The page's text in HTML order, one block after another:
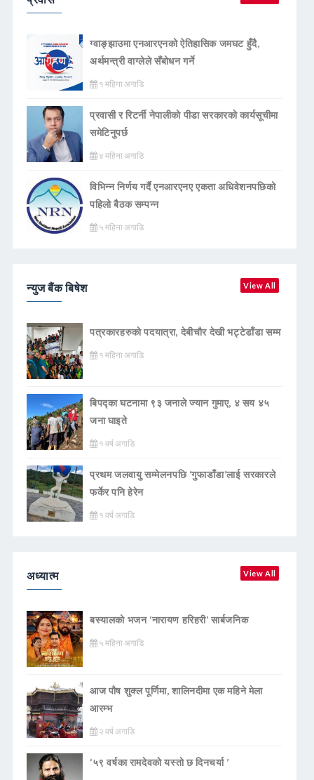
ग्वाङ्झाउमा एनआरएनको ऐतिहासिक जमघट हुँदै,
अर्थमन्त्री वाग्लेले सँबोधन गर्ने
१ महिना अगाडि
प्रवासी र रिटर्नी नेपालीको पीडा सरकारको कार्यसूचीमा
समेटिनुपर्छ
४ महिना अगाडि
विभिन्न निर्णय गर्दै एनआरएनए एकता अधिवेशनपछिको
पहिलो बैठक सम्पन्न
५ महिना अगाडि
न्युज बैंक बिषेश View All
पत्रकारहरुको पदयात्रा, देबीचौर देखी भट्टेडाँडा सम्म
१ महिना अगाडि
बिपद्का घटनामा ९३ जनाले ज्यान गुमाए, ४ सय ४५
जना घाइते
१ वर्ष अगाडि
प्रथम जलवायु सम्मेलनपछि ‘गुफाडाँडा’लाई सरकारले
फर्केर पनि हेरेन
१ वर्ष अगाडि
अध्यात्म View All
बस्यालको भजन ‘नारायण हरिहरी’ सार्बजनिक
५ महिना अगाडि
आज पौष शुक्ल पूर्णिमा, शालिनदीमा एक महिने मेला
आरम्भ
२ वर्ष अगाडि
‘५९ वर्षका रामदेवकाे यस्ताे छ दिनचर्या ’